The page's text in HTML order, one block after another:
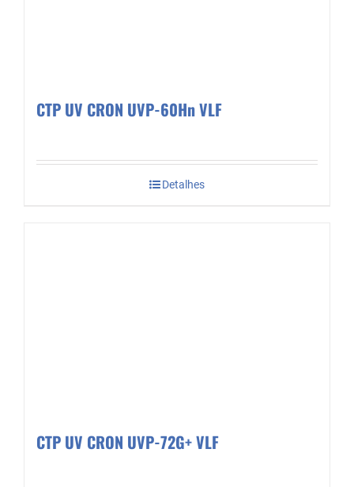
CTP UV CRON UVP-60Hn VLF
Detalhes
CTP UV CRON UVP-72G+ VLF